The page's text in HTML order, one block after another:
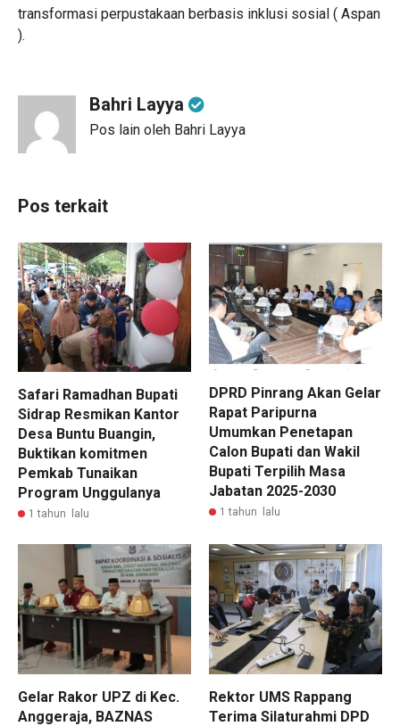
transformasi perpustakaan berbasis inklusi sosial ( Aspan
).
Bahri Layya
Pos lain oleh Bahri Layya
Pos terkait
Safari Ramadhan Bupati
Sidrap Resmikan Kantor
Desa Buntu Buangin,
Buktikan komitmen
Pemkab Tunaikan
Program Unggulanya
1 tahun lalu
DPRD Pinrang Akan Gelar
Rapat Paripurna
Umumkan Penetapan
Calon Bupati dan Wakil
Bupati Terpilih Masa
Jabatan 2025-2030
1 tahun lalu
Gelar Rakor UPZ di Kec.
Anggeraja, BAZNAS
Rektor UMS Rappang
Terima Silaturahmi DPD